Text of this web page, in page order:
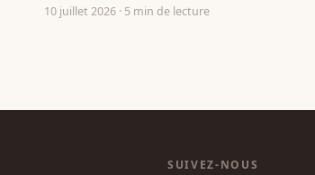
10 juillet 2026 · 5 min de lecture
SUIVEZ-NOUS